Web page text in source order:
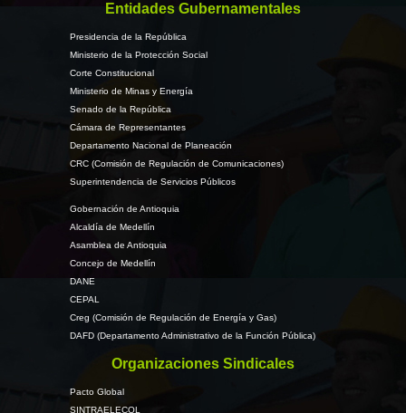
Entidades Gubernamentales
Presidencia de la República
Ministerio de la Protección Social
Corte Constitucional
Ministerio de Minas y Energía
Senado de la República
Cámara de Representantes
Departamento Nacional de Planeación
CRC (Comisión de Regulación de Comunicaciones)
Superintendencia de Servicios Públicos
Gobernación de Antioquia
Alcaldía de Medellín
Asamblea de Antioquia
Concejo de Medellín
DANE
CEPAL
Creg (Comisión de Regulación de Energía y Gas)
DAFD (Departamento Administrativo de la Función Pública)
Organizaciones Sindicales
Pacto Global
SINTRAELECOL